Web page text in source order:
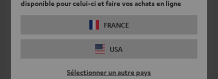
disponible pour celui-ci et faire vos achats en ligne
FRANCE
USA
Sélectionner un autre pays
formats 2.0 comme 4K
16,99€
Accessoires compatibles